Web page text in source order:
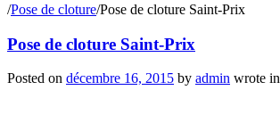
/Pose de cloture/Pose de cloture Saint-Prix
Pose de cloture Saint-Prix
Posted on décembre 16, 2015 by admin wrote in